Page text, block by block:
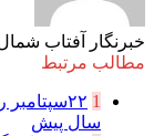
خبرنگار آفتاب
مطالب مرتبط
1 ۲۲سپتامبر روز جهانی بدون خودرو نامگذاری شده است.
سال پیش